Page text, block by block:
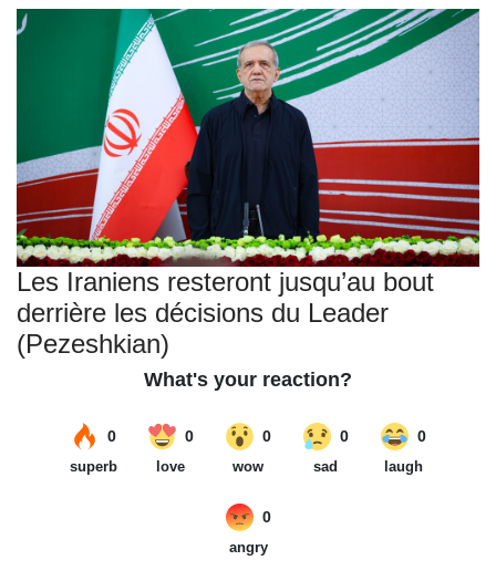
Les Iraniens resteront jusqu’au bout
derrière les décisions du Leader
(Pezeshkian)